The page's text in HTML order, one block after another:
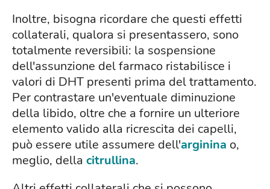
Inoltre, bisogna ricordare che questi effetti
collaterali, qualora si presentassero, sono
totalmente reversibili: la sospensione
dell'assunzione del farmaco ristabilisce i
valori di DHT presenti prima del trattamento.
Per contrastare un'eventuale diminuzione
della libido, oltre che a fornire un ulteriore
elemento valido alla ricrescita dei capelli,
può essere utile assumere dell'arginina o,
meglio, della citrullina.